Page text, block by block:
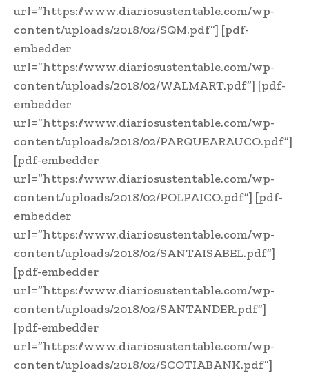
url=”https://www.diariosustentable.com/wp-
content/uploads/2018/02/SQM.pdf”] [pdf-
embedder
url=”https://www.diariosustentable.com/wp-
content/uploads/2018/02/WALMART.pdf”] [pdf-
embedder
url=”https://www.diariosustentable.com/wp-
content/uploads/2018/02/PARQUEARAUCO.pdf”]
[pdf-embedder
url=”https://www.diariosustentable.com/wp-
content/uploads/2018/02/POLPAICO.pdf”] [pdf-
embedder
url=”https://www.diariosustentable.com/wp-
content/uploads/2018/02/SANTAISABEL.pdf”]
[pdf-embedder
url=”https://www.diariosustentable.com/wp-
content/uploads/2018/02/SANTANDER.pdf”]
[pdf-embedder
url=”https://www.diariosustentable.com/wp-
content/uploads/2018/02/SCOTIABANK.pdf”]